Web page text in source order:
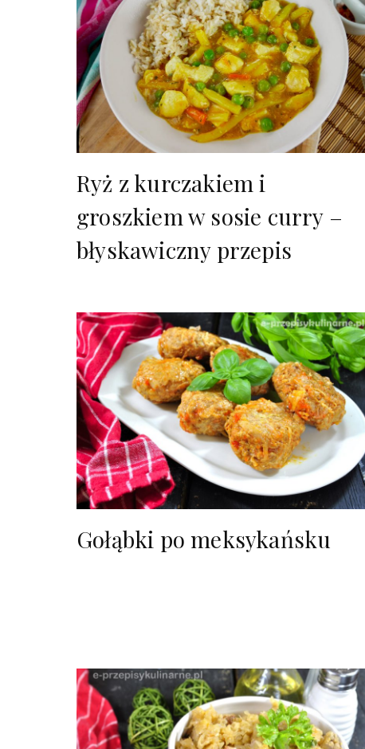
Ryż z kurczakiem i
groszkiem w sosie curry –
błyskawiczny przepis
Gołąbki po meksykańsku